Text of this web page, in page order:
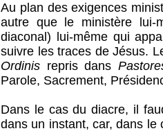
Au plan des exigences
autre que le ministère lui-
diaconal) lui-même qui
suivre les traces de Jésus.
Ordinis repris dans
Parole, Sacrement,
Dans le cas du diacre, il
dans un instant, car, dans le